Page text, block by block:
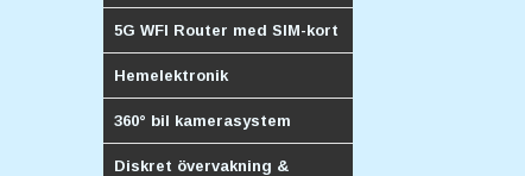
5G WFI Router med SIM-kort
Hemelektronik
360° bil kamerasystem
Diskret övervakning &